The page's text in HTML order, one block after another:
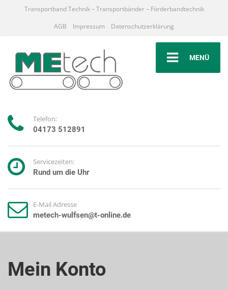
Transportband Technik – Transportbänder – Förderbandtechnik
AGB
Impressum Datenschutzerklärung
MENÜ
Telefon:
04173 512891
Servicezeiten:
Rund um die Uhr
E-Mail Adresse
metech-wulfsen@t-online.de
Mein Konto